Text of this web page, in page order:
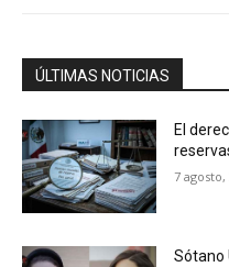
ÚLTIMAS NOTICIAS
El
7 agosto,
Sótano